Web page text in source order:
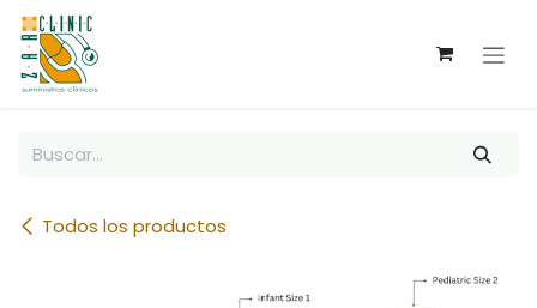
Ir al contenido
Todos los productos